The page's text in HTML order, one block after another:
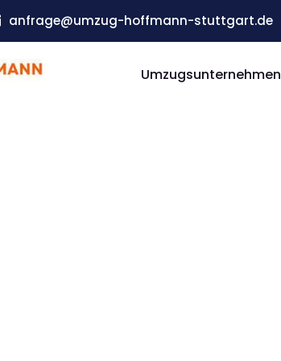
anfrage@umzug-hoffmann-stuttgart.de
Umzugsunternehmen